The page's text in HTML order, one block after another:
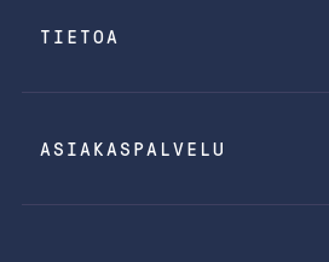
TIETOA
ASIAKASPALVELU